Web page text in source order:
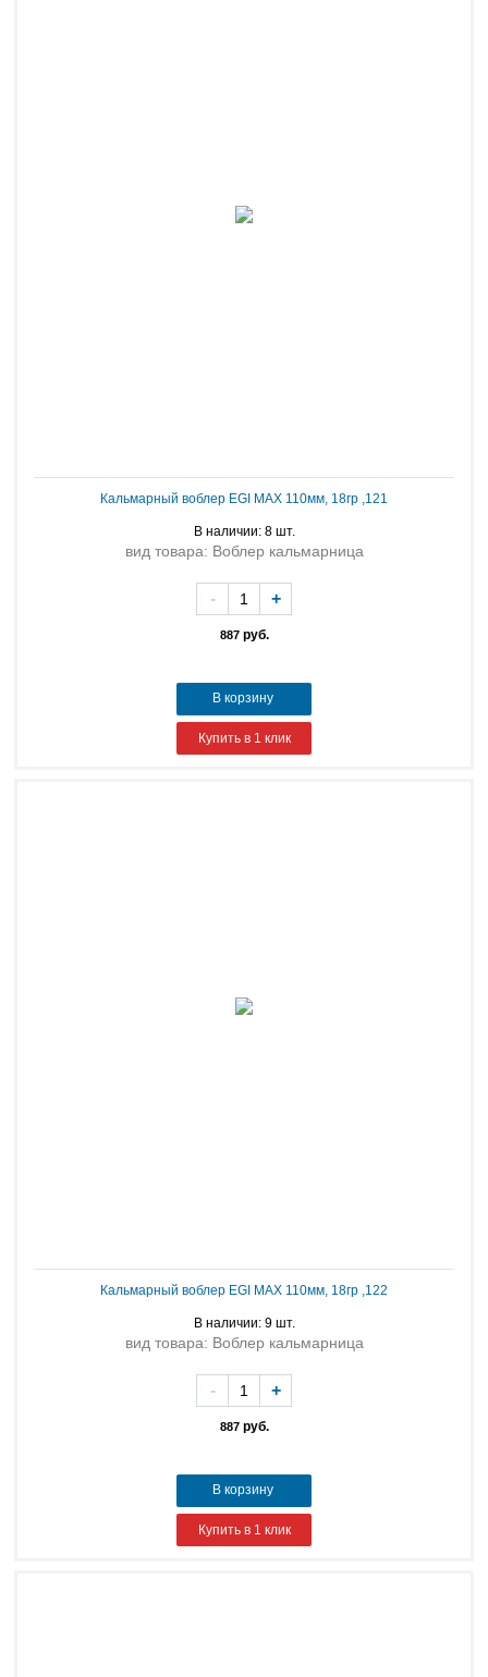
Кальмарный воблер EGI MAX 110мм, 18гр ,121
В наличии: 8 шт.
вид товара: Воблер кальмарница
887руб.
- +
В корзину
Купить в 1 клик
Кальмарный воблер EGI MAX 110мм, 18гр ,122
В наличии: 9 шт.
вид товара: Воблер кальмарница
887руб.
- +
В корзину
Купить в 1 клик